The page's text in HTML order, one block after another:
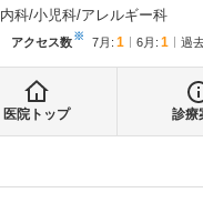
内科 小児科 アレルギー科
アクセス数※ 7月 : 1 6月 : 1 過
医院トップ 診療